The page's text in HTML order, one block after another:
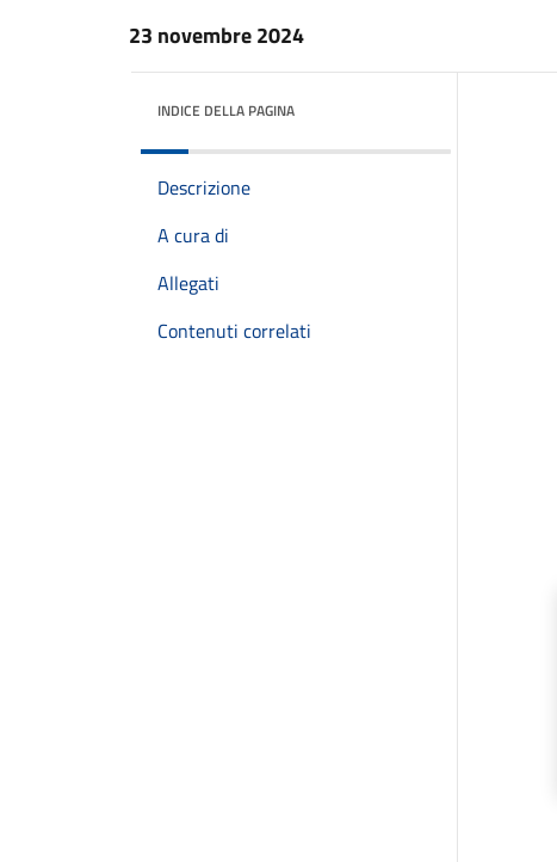
23 novembre 2024
INDICE DELLA PAGINA
Descrizione
A cura di
Allegati
Contenuti correlati